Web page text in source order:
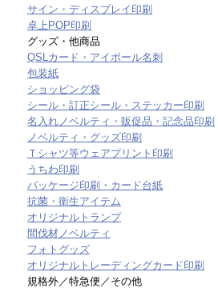
サイン・ディスプレイ印刷
卓上POP印刷
グッズ・他商品
QSLカード・アイボール名刺
包装紙
ショッピング袋
シール・訂正シール・ステッカー印刷
名入れノベルティ・販促品・記念品印刷
ノベルティ・グッズ印刷
Ｔシャツ等ウェアプリント印刷
うちわ印刷
パッケージ印刷・カード台紙
抗菌・衛生アイテム
オリジナルトランプ
間伐材ノベルティ
フォトグッズ
オリジナルトレーディングカード印刷
規格外／特急便／その他